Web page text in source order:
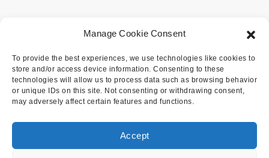
Manage Cookie Consent
To provide the best experiences, we use technologies like cookies to
store and/or access device information. Consenting to these
technologies will allow us to process data such as browsing behavior
or unique IDs on this site. Not consenting or withdrawing consent,
may adversely affect certain features and functions.
Accept